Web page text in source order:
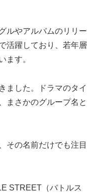
ルやアルバムのリリー
活躍しており、若年層
ます。
ました。ドラマのタイ
まさかのグループ名と
その名前だけでも注目
STREET（バトルス